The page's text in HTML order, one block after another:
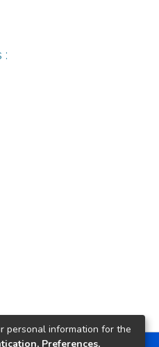
personal information for the
Preferences,